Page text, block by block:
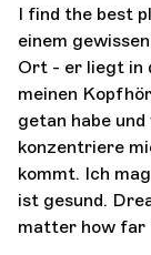
I find the best
einem
Ort - er liegt in
meinen
getan habe
konzentriere
kommt. Ich
ist gesund.
matter how far